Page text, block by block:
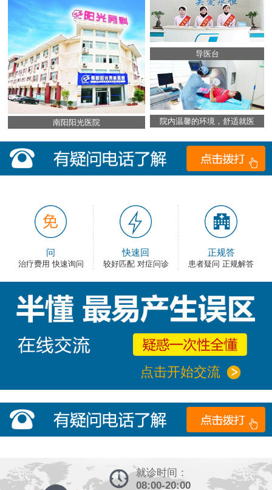
南阳阳光医院
导医台
院内温馨的环境，舒适就医
问
治疗费用 快速询问
快速回
较好匹配 对症问诊
正规答
患者疑问 正规解答
点击开始交流
就诊时间：
08:00-20:00